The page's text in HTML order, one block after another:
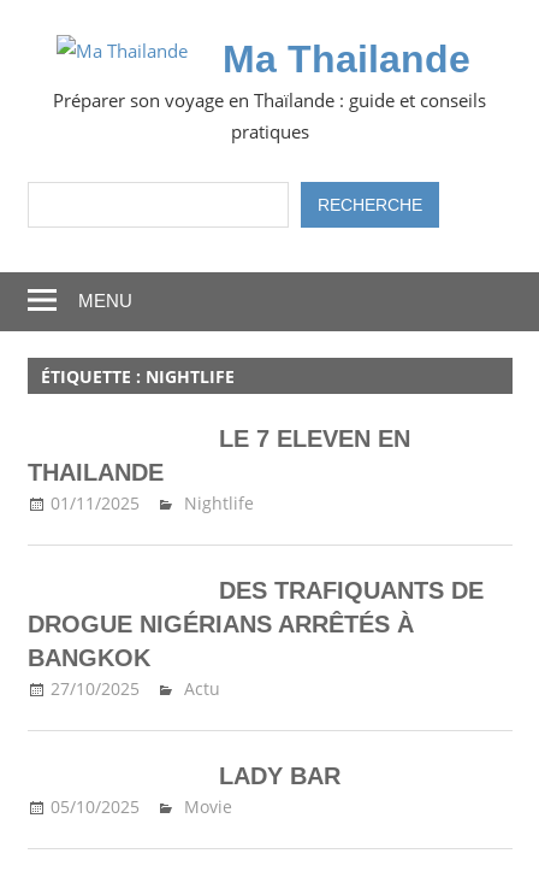
Ma Thailande
Préparer son voyage en Thaïlande : guide et conseils
pratiques
RechercherRECHERCHE
MENU
ÉTIQUETTE : NIGHTLIFE
LE 7 ELEVEN EN
THAILANDE
01/11/2025 Ma Thailande
Nightlife
DES TRAFIQUANTS DE
DROGUE NIGÉRIANS ARRÊTÉS À
BANGKOK
27/10/2025 Ma Thailande
Actu
LADY BAR
05/10/2025 Ma Thailande
Movie